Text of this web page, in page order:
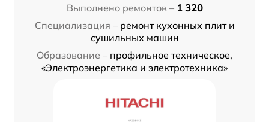
Выполнено ремонтов – 1 320
Специализация – ремонт кухонных плит и
сушильных машин
Образование – профильное техническое,
«Электроэнергетика и электротехника»